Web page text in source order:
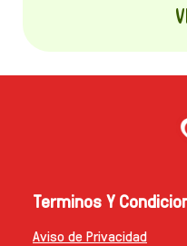
Terminos Y
Aviso de Privacidad